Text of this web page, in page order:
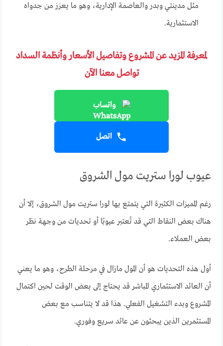
مثل مدينتي وبدر والعاصمة الإدارية، وهو ما يعزز من جدواه
الاستثمارية.
لمعرفة المزيد عن المشروع وتفاصيل الأسعار وأنظمة السداد
تواصل معنا الآن
واتساب
اتصل
عيوب لورا ستريت مول الشروق
رغم المميزات الكثيرة التي يتمتع بها لورا ستريت مول الشروق، إلا أن
هناك بعض النقاط التي قد تُعتبر عيوبًا أو تحديات من وجهة نظر
بعض العملاء.
أول هذه التحديات هو أن المول مازال في مرحلة الطرح، وهو ما يعني
أن العائد الاستثماري المباشر قد يحتاج إلى بعض الوقت لحين اكتمال
المشروع وبدء التشغيل الفعلي. هذا قد لا يتناسب مع بعض
المستثمرين الذين يبحثون عن عائد سريع وفوري.